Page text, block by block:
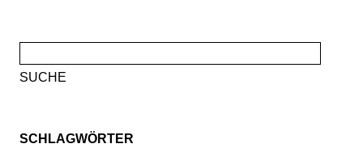
nach:
SCHLAGWÖRTER